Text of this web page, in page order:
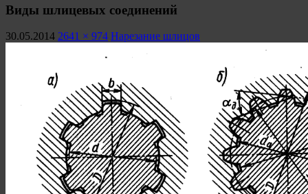
Виды шлицевых соединений
30.05.2014 2641 × 974 Нарезание шлицов